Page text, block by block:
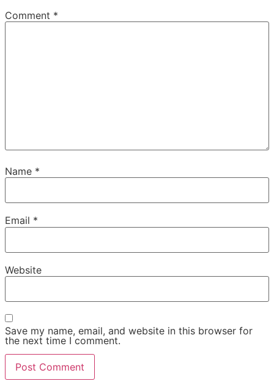
Comment *
Name *
Email *
Website
Save my name, email, and website in this browser for
the next time I comment.